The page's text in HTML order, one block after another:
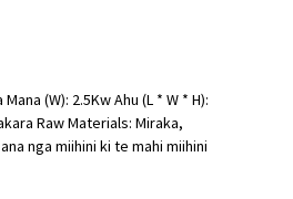
(W): 2.5Kw Ahu (L * W * H):
Raw Materials: Miraka,
nga miihini ki te mahi miihini